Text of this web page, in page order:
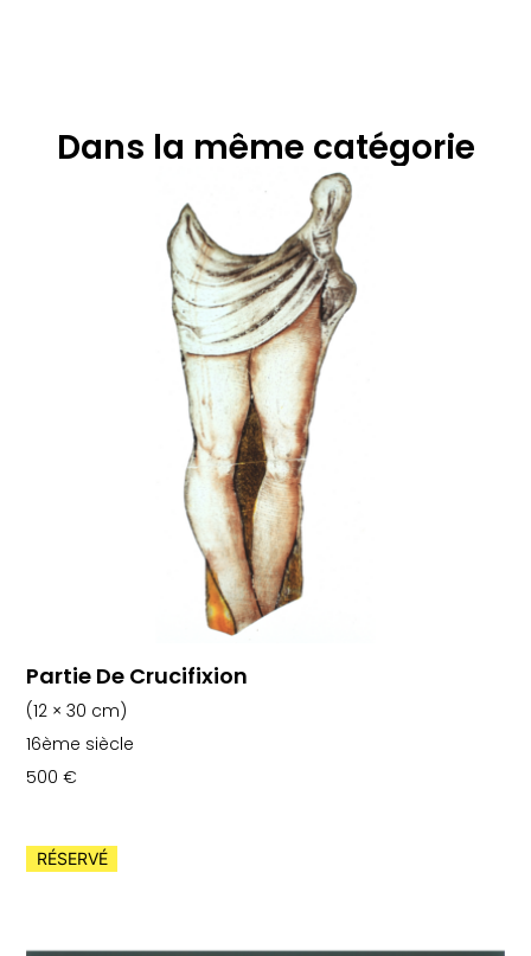
Dans la même catégorie
Partie De Crucifixion
(12 × 30 cm)
16ème siècle
500€
RÉSERVÉ